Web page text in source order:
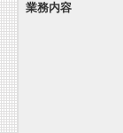
業務内容